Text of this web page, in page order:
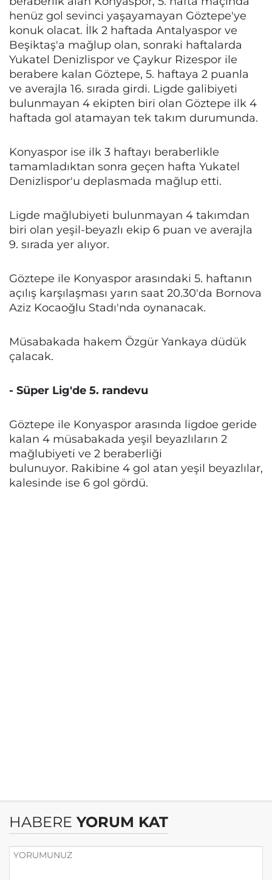
henüz gol sevinci yaşayamayan Göztepe'ye
konuk olacat. İlk 2 haftada Antalyaspor ve
Beşiktaş'a mağlup olan, sonraki haftalarda
Yukatel Denizlispor ve Çaykur Rizespor ile
berabere kalan Göztepe, 5. haftaya 2 puanla
ve averajla 16. sırada girdi. Ligde galibiyeti
bulunmayan 4 ekipten biri olan Göztepe ilk 4
haftada gol atamayan tek takım durumunda.
Konyaspor ise ilk 3 haftayı beraberlikle
tamamladıktan sonra geçen hafta Yukatel
Denizlispor'u deplasmada mağlup etti.
Ligde mağlubiyeti bulunmayan 4 takımdan
biri olan yeşil-beyazlı ekip 6 puan ve averajla
9. sırada yer alıyor.
Göztepe ile Konyaspor arasındaki 5. haftanın
açılış karşılaşması yarın saat 20.30'da Bornova
Aziz Kocaoğlu Stadı'nda oynanacak.
Müsabakada hakem Özgür Yankaya düdük
çalacak.
- Süper Lig'de 5. randevu
Göztepe ile Konyaspor arasında ligdoe geride
kalan 4 müsabakada yeşil beyazlıların 2
mağlubiyeti ve 2 beraberliği
bulunuyor. Rakibine 4 gol atan yeşil beyazlılar,
kalesinde ise 6 gol gördü.
HABERE YORUM KAT